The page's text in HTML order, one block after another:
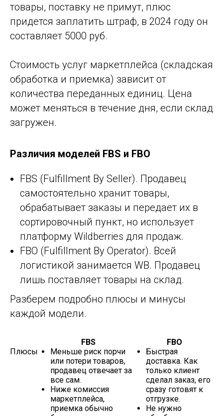
товары, поставку не примут, плюс
придется заплатить штраф, в 2024 году он
составляет 5000 руб.
Стоимость услуг маркетплейса (складская
обработка и приемка) зависит от
количества переданных единиц. Цена
может меняться в течение дня, если склад
загружен.
Различия моделей FBS и FBO
FBS (Fulfillment By Seller). Продавец
самостоятельно хранит товары,
обрабатывает заказы и передает их в
сортировочный пункт, но использует
платформу Wildberries для продаж.
FBO (Fulfillment By Operator). Всей
логистикой занимается WB. Продавец
лишь поставляет товары на склад.
Разберем подробно плюсы и минусы
каждой модели.
FBS
FBO
Плюсы
Меньше риск порчи
или потери товаров,
продавец отвечает за
все сам.
Ниже комиссия
маркетплейса,
приемка обычно
Быстрая
доставка. Как
только клиент
сделал заказ, его
сразу готовят к
отгрузке.
Не нужно